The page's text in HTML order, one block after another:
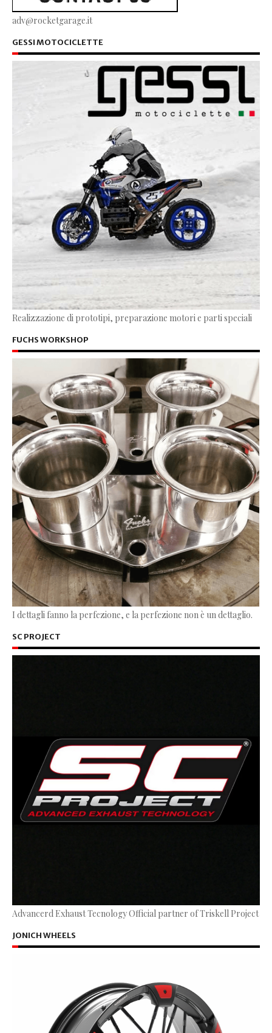
adv@rocketgarage.it
GESSI MOTOCICLETTE
Realizzazione di prototipi, preparazione motori e parti speciali
FUCHS WORKSHOP
I dettagli fanno la perfezione, e la perfezione non è un dettaglio.
SC PROJECT
Advancerd Exhaust Tecnology Official partner of Triskell Project
JONICH WHEELS